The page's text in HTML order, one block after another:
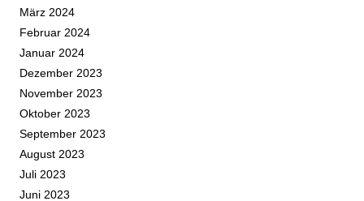
März 2024
Februar 2024
Januar 2024
Dezember 2023
November 2023
Oktober 2023
September 2023
August 2023
Juli 2023
Juni 2023